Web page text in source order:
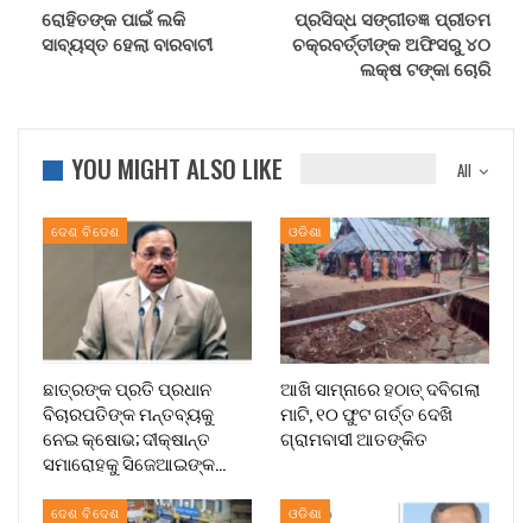
ରୋହିତଙ୍କ ପାଇଁ ଲକି
ସାବ୍ୟସ୍ତ ହେଲା ବାରବାଟୀ
ପ୍ରସିଦ୍ଧ ସଙ୍ଗୀତଜ୍ଞ ପ୍ରୀତମ
ଚକ୍ରବର୍ତ୍ତୀଙ୍କ ଅଫିସରୁ ୪୦
ଲକ୍ଷ ଟଙ୍କା ଚୋରି
All
YOU MIGHT ALSO LIKE
ଦେଶ ବିଦେଶ
ଛାତ୍ରଙ୍କ ପ୍ରତି ପ୍ରଧାନ
ବିଚାରପତିଙ୍କ ମନ୍ତବ୍ୟକୁ
ନେଇ କ୍ଷୋଭ; ଦୀକ୍ଷାନ୍ତ
ସମାରୋହକୁ ସିଜେଆଇଙ୍କ…
ଓଡିଶା
ଆଖି ସାମ୍ନାରେ ହଠାତ୍‌ ଦବିଗଲା
ମାଟି, ୧୦ ଫୁଟ ଗର୍ତ୍ତ ଦେଖି
ଗ୍ରାମବାସୀ ଆତଙ୍କିତ
ଦେଶ ବିଦେଶ ଓଡିଶା